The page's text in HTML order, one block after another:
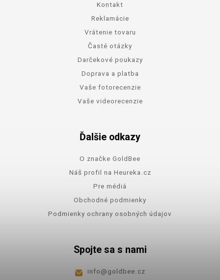
Kontakt
Reklamácie
Vrátenie tovaru
Časté otázky
Darčekové poukazy
Doprava a platba
Vaše fotorecenzie
Vaše videorecenzie
Ďalšie odkazy
O značke GoldBee
Náš profil na Heureka.cz
Pre médiá
Obchodné podmienky
Podmienky ochrany osobných údajov
Spojte sa s nami
info@goldbee.cz